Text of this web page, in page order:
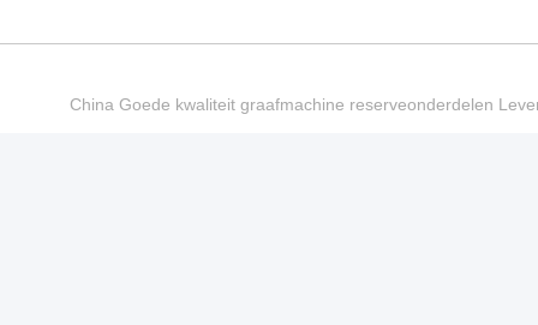
China Goede kwaliteit graafmachine reserveonderdelen